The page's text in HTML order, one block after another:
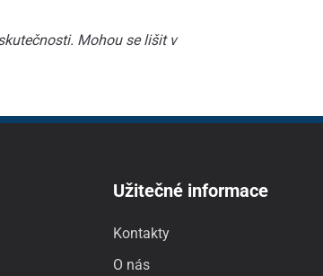
Mohou se lišit v
Užitečné informace
Kontakty
O nás